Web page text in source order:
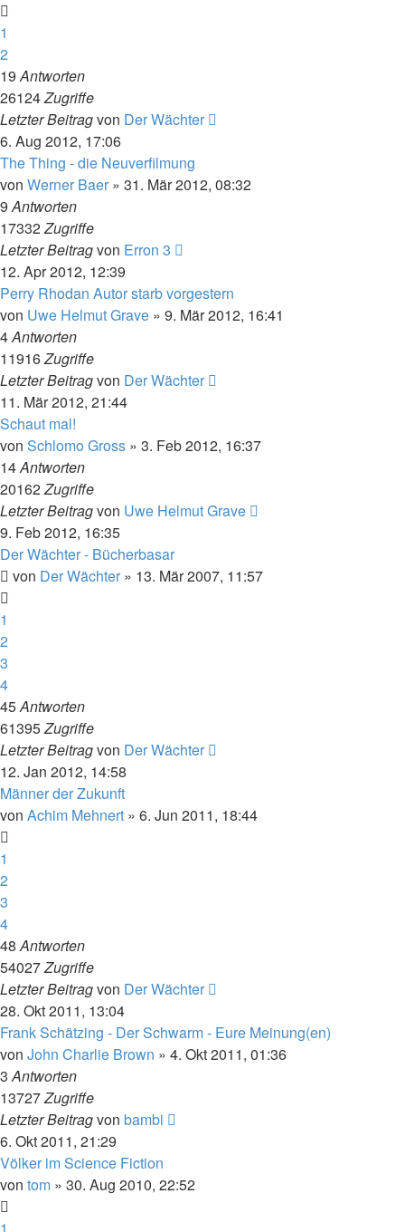
1
2
19Antworten
26124Zugriffe
Letzter Beitragvon Der Wächter
6. Aug 2012, 17:06
The Thing - die Neuverfilmung
von Werner Baer » 31. Mär 2012, 08:32
9Antworten
17332Zugriffe
Letzter Beitragvon Erron 3
12. Apr 2012, 12:39
Perry Rhodan Autor starb vorgestern
von Uwe Helmut Grave » 9. Mär 2012, 16:41
4Antworten
11916Zugriffe
Letzter Beitragvon Der Wächter
11. Mär 2012, 21:44
Schaut mal!
von Schlomo Gross » 3. Feb 2012, 16:37
14Antworten
20162Zugriffe
Letzter Beitragvon Uwe Helmut Grave
9. Feb 2012, 16:35
Der Wächter - Bücherbasar
von Der Wächter » 13. Mär 2007, 11:57
1
2
3
4
45Antworten
61395Zugriffe
Letzter Beitragvon Der Wächter
12. Jan 2012, 14:58
Männer der Zukunft
von Achim Mehnert » 6. Jun 2011, 18:44
1
2
3
4
48Antworten
54027Zugriffe
Letzter Beitragvon Der Wächter
28. Okt 2011, 13:04
Frank Schätzing - Der Schwarm - Eure Meinung(en)
von John Charlie Brown » 4. Okt 2011, 01:36
3Antworten
13727Zugriffe
Letzter Beitragvon bambi
6. Okt 2011, 21:29
Völker im Science Fiction
von tom » 30. Aug 2010, 22:52